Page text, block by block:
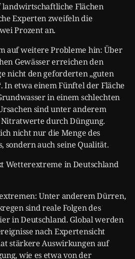
Flächen
Experten zweifeln die
Prozent an.
auf weitere Probleme hin: Über
Gewässer erreichen den
nicht den geforderten „guten
In etwa einem Fünftel der Fläche
in einem schlechten
sind unter anderem
durch Düngung.
nicht nur die Menge des
sondern auch seine Qualität.
Wetterextreme in Deutschland
Unter anderem Dürren,
sind reale Folgen des
in Deutschland. Global werden
nach Expertensicht
stärkere Auswirkungen auf
wie es etwa von der